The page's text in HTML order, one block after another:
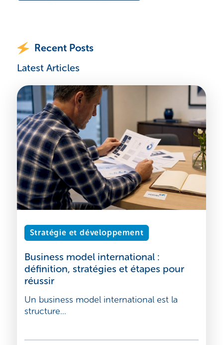
Recent Posts
Latest Articles
Stratégie et développement
Business model international :
définition, stratégies et étapes pour
réussir
Un business model international est la
structure...